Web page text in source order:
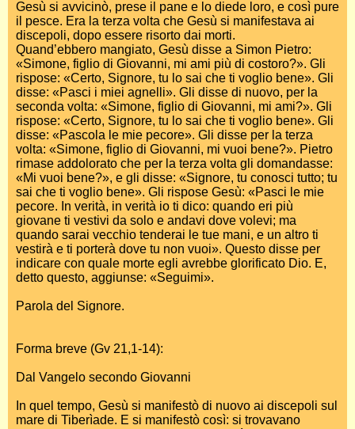
Gesù si avvicinò, prese il pane e lo diede loro, e così pure
il pesce. Era la terza volta che Gesù si manifestava ai
discepoli, dopo essere risorto dai morti.
Quand’ebbero mangiato, Gesù disse a Simon Pietro:
«Simone, figlio di Giovanni, mi ami più di costoro?». Gli
rispose: «Certo, Signore, tu lo sai che ti voglio bene». Gli
disse: «Pasci i miei agnelli». Gli disse di nuovo, per la
seconda volta: «Simone, figlio di Giovanni, mi ami?». Gli
rispose: «Certo, Signore, tu lo sai che ti voglio bene». Gli
disse: «Pascola le mie pecore». Gli disse per la terza
volta: «Simone, figlio di Giovanni, mi vuoi bene?». Pietro
rimase addolorato che per la terza volta gli domandasse:
«Mi vuoi bene?», e gli disse: «Signore, tu conosci tutto; tu
sai che ti voglio bene». Gli rispose Gesù: «Pasci le mie
pecore. In verità, in verità io ti dico: quando eri più
giovane ti vestivi da solo e andavi dove volevi; ma
quando sarai vecchio tenderai le tue mani, e un altro ti
vestirà e ti porterà dove tu non vuoi». Questo disse per
indicare con quale morte egli avrebbe glorificato Dio. E,
detto questo, aggiunse: «Seguimi».
Parola del Signore.
Forma breve (Gv 21,1-14):
Dal Vangelo secondo Giovanni
In quel tempo, Gesù si manifestò di nuovo ai discepoli sul
mare di Tiberìade. E si manifestò così: si trovavano